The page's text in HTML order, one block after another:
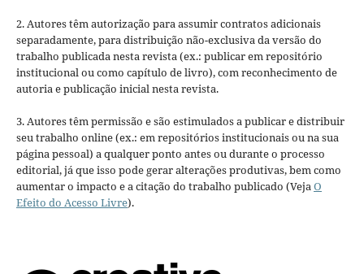
2. Autores têm autorização para assumir contratos adicionais
separadamente, para distribuição não-exclusiva da versão do
trabalho publicada nesta revista (ex.: publicar em repositório
institucional ou como capítulo de livro), com reconhecimento de
autoria e publicação inicial nesta revista.
3. Autores têm permissão e são estimulados a publicar e distribuir
seu trabalho online (ex.: em repositórios institucionais ou na sua
página pessoal) a qualquer ponto antes ou durante o processo
editorial, já que isso pode gerar alterações produtivas, bem como
aumentar o impacto e a citação do trabalho publicado (VejaO
Efeito do Acesso Livre).